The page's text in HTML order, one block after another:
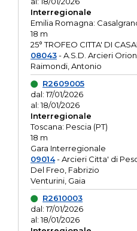
Interregionale
Emilia Romagna:
18 m
25° TROFEO CITTA' DI
08043- A.S.D. Arcieri
Raimondi, Antonio
R2609005
dal: 17/01/2026
al: 18/01/2026
Interregionale
Toscana: Pescia (PT)
18 m
Gara Interregionale
09014- Arcieri Citta' di
Del Freo, Fabrizio
Venturini, Gaia
R2610003
dal: 17/01/2026
al: 18/01/2026